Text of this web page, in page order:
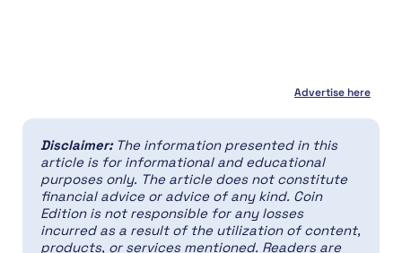
Advertise here
Disclaimer: The information presented in this
article is for informational and educational
purposes only. The article does not constitute
financial advice or advice of any kind. Coin
Edition is not responsible for any losses
incurred as a result of the utilization of content,
products, or services mentioned. Readers are